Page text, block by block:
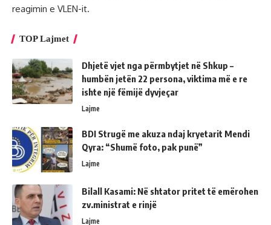
reagimin e VLEN-it.
TOP Lajmet
Dhjetë vjet nga përmbytjet në Shkup –
humbën jetën 22 persona, viktima më e re
ishte një fëmijë dyvjeçar
Lajme
BDI Strugë me akuza ndaj kryetarit Mendi
Qyra: “Shumë foto, pak punë”
Lajme
Bilall Kasami: Në shtator pritet të emërohen
zv.ministrat e rinjë
Lajme